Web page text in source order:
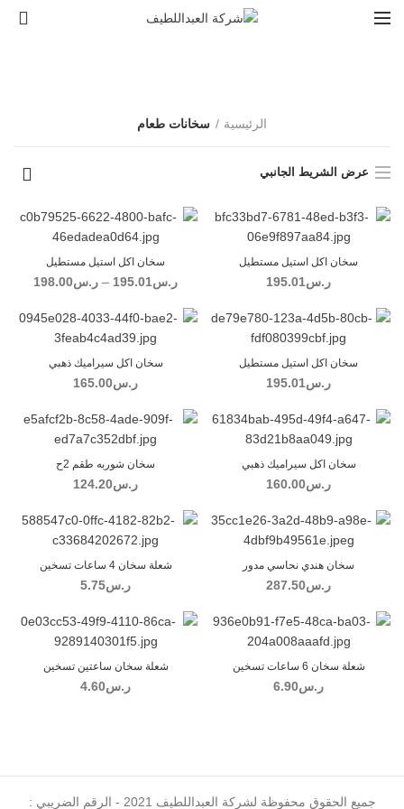
0
الرئيسية سخانات طعام
عرض الشريط الجانبي
سخان اكل استيل مستطيل
ر.س195.01
سخان اكل استيل مستطيل
ر.س195.01
– ر.س198.00
من
سخان اكل استيل مستطيل
ر.س195.01
سخان اكل سيراميك ذهبي
ر.س165.00
سخان اكل سيراميك ذهبي
ر.س160.00
سخان شوربه طقم 2ح
ر.س124.20
سخان هندي نحاسي مدور
ر.س287.50
شعلة سخان 4 ساعات تسخين
ر.س5.75
شعلة سخان 6 ساعات تسخين
ر.س6.90
شعلة سخان ساعتين تسخين
ر.س4.60
جميع الحقوق محفوظة لشركة العبداللطيف 2021 - الرقم الضريبي :